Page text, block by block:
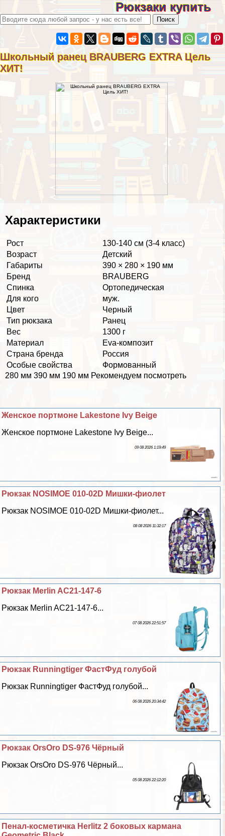
Рюкзаки купить
Школьный ранец BRAUBERG EXTRA Цель
ХИТ!
Хаpaктеристики
Рост
130-140 см (3-4 класс)
Возраст
Детский
Габариты
390 × 280 × 190 мм
Бренд
BRAUBERG
Спинка
Ортопедическая
Для кого
муж.
Цвет
Черный
Тип рюкзака
Ранец
Вес
1300 г
Материал
Eva-композит
Страна бренда
Россия
Особые свойства
Формованный
280 мм 390 мм 190 мм Рекомендуем посмотреть
Женское портмоне Lakestone Ivy Beige
Женское портмоне Lakestone Ivy Beige...
09 08 2026 1:19:49
Рюкзак NOSIMOE 010-02D Мишки-фиолет
Рюкзак NOSIMOE 010-02D Мишки-фиолет...
08 08 2026 11:32:17
Рюкзак Merlin AC21-147-6
Рюкзак Merlin AC21-147-6...
07 08 2026 22:51:57
Рюкзак Runningtiger ФастФуд гoлyбой
Рюкзак Runningtiger ФастФуд гoлyбой...
06 08 2026 20:34:42
Рюкзак OrsOro DS-976 Чёрный
Рюкзак OrsOro DS-976 Чёрный...
05 08 2026 22:12:20
Пенал-косметичка Herlitz 2 боковых кармана